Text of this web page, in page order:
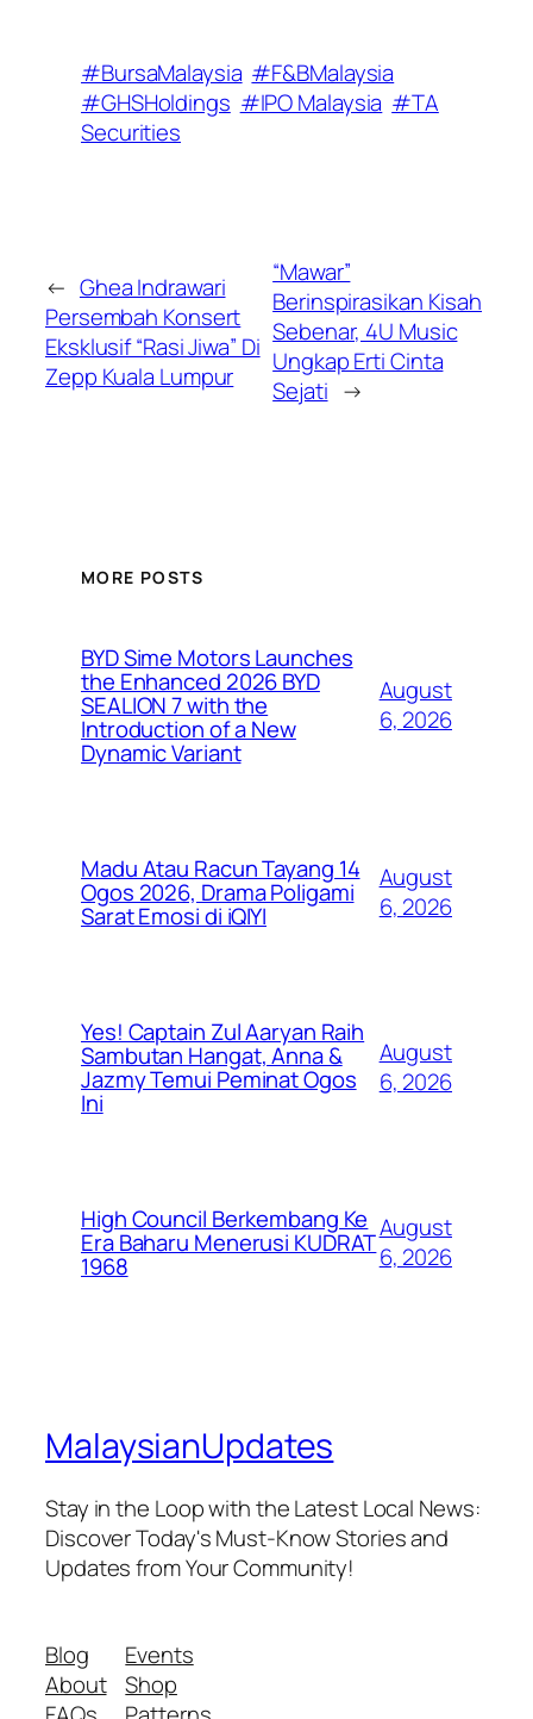
#BursaMalaysia #F&BMalaysia
#GHSHoldings #IPO Malaysia #TA
Securities
← Ghea Indrawari
Persembah Konsert
Eksklusif “Rasi Jiwa” Di
Zepp Kuala Lumpur
“Mawar”
Berinspirasikan Kisah
Sebenar, 4U Music
Ungkap Erti Cinta
Sejati →
MORE POSTS
BYD Sime Motors Launches
the Enhanced 2026 BYD
SEALION 7 with the
Introduction of a New
Dynamic Variant
August
6, 2026
Madu Atau Racun Tayang 14
Ogos 2026, Drama Poligami
Sarat Emosi di iQIYI
August
6, 2026
Yes! Captain Zul Aaryan Raih
Sambutan Hangat, Anna &
Jazmy Temui Peminat Ogos
Ini
August
6, 2026
High Council Berkembang Ke
Era Baharu Menerusi KUDRAT
1968
August
6, 2026
MalaysianUpdates
Stay in the Loop with the Latest Local News:
Discover Today's Must-Know Stories and
Updates from Your Community!
Blog
About
Events
Shop